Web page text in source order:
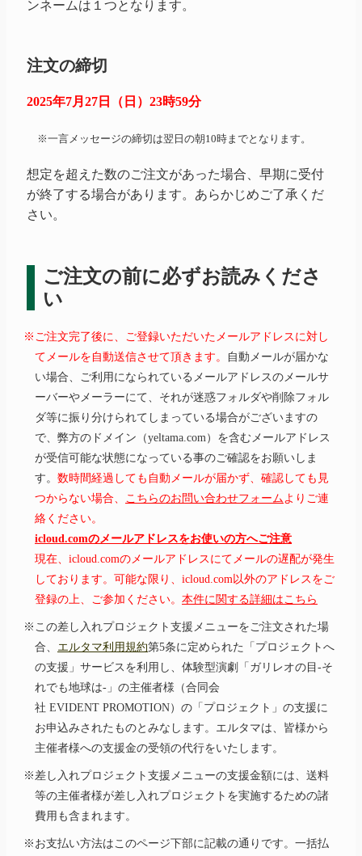
ンネームは１つとなります。
注文の締切
2025年7月27日（日）23時59分
※一言メッセージの締切は翌日の朝10時までとなります。
想定を超えた数のご注文があった場合、早期に受付
が終了する場合があります。あらかじめご了承くだ
さい。
ご注文の前に必ずお読みくださ
い
※ご注文完了後に、ご登録いただいたメールアドレスに対し
てメールを自動送信させて頂きます。
自動メールが届かな
い場合、ご利用になられているメールアドレスのメールサ
ーバーやメーラーにて、それが迷惑フォルダや削除フォル
ダ等に振り分けられてしまっている場合がございますの
で、弊方のドメイン（yeltama.com）を含むメールアドレス
が受信可能な状態になっている事のご確認をお願いしま
す。 数時間経過しても自動メールが届かず、確認しても見
つからない場合、
こちらのお問い合わせフォーム よりご連
絡ください。
icloud.comのメールアドレスをお使いの方へご注意
現在、icloud.comのメールアドレスにてメールの遅配が発生
しております。可能な限り、icloud.com以外のアドレスをご
登録の上、ご参加ください。 本件に関する詳細はこちら
※この差し入れプロジェクト支援メニューをご注文された場
合、 エルタマ利用規約第5条に定められた「プロジェクトへ
の支援」サービスを利用し、体験型演劇
「ガリレオの目-そ
れでも地球は-」 の主催者様（合同会
社 EVIDENT PROMOTION）の「プロジェクト」の支援に
お申込みされたものとみなします。エルタマは、皆様から
主催者様への支援金の受領の代行をいたします。
※差し入れプロジェクト支援メニューの支援金額には、送料
等の主催者様が差し入れプロジェクトを実施するための諸
費用も含まれます。
※お支払い方法はこのページ下部に記載の通りです。一括払